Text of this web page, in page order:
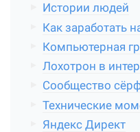
Истории людей
Как заработать
Компьютерная
Лохотрон в
Сообщество
Технические
Яндекс Директ